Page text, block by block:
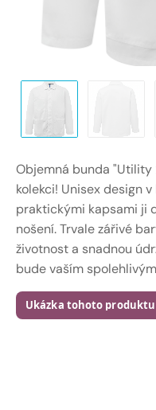
Objemná bunda "Utility
kolekci! Unisex design
praktickými kapsami ji
nošení. Trvale zářivé
životnost a snadnou
bude vaším
Ukázka tohoto